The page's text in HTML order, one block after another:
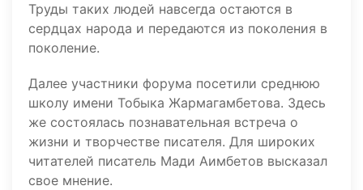
Труды таких людей навсегда остаются в
сердцах народа и передаются из поколения в
поколение.
Далее участники форума посетили среднюю
школу имени Тобыка Жармагамбетова. Здесь
же состоялась познавательная встреча о
жизни и творчестве писателя. Для широких
читателей писатель Мади Аимбетов высказал
свое мнение.